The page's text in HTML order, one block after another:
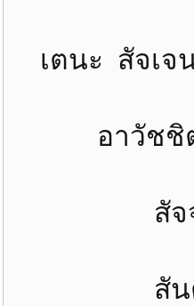
เตนะ สัจเ
อาวัชชิตต
สัจจะพะ
สันติ ปักข